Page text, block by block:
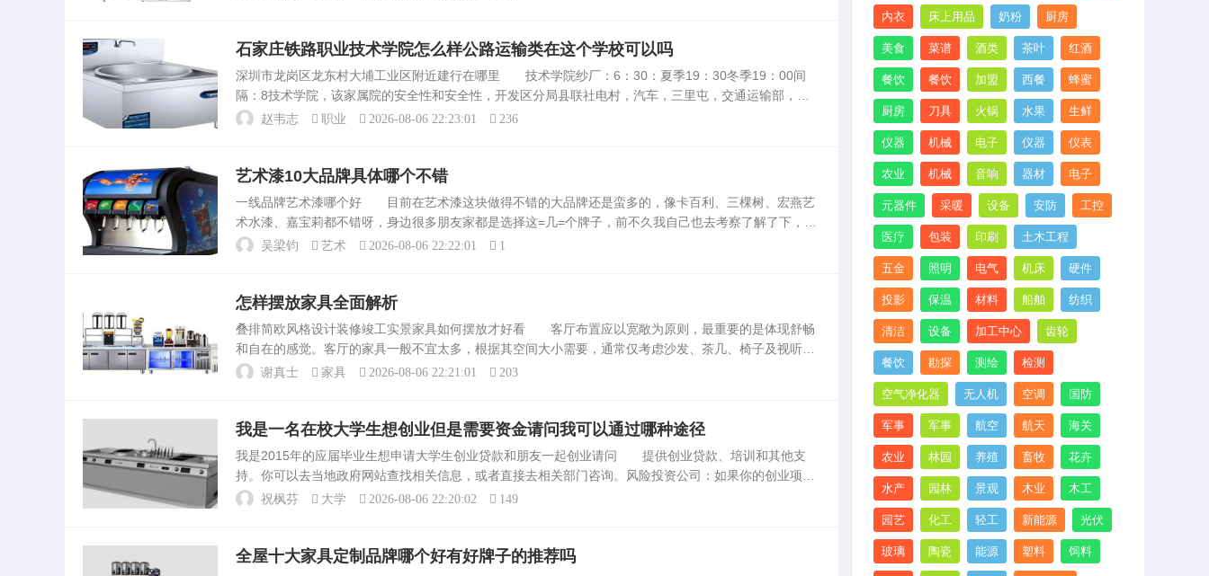
石家庄铁路职业技术学院怎么样公路运输类在这个学校可以吗
深圳市龙岗区龙东村大埔工业区附近建行在哪里 技术学院纱厂：6：30：夏季19：30冬季19：00间
隔：8技术学院，该家属院的安全性和安全性，开发区分局县联社电村，汽车，三里屯，交通运输部，内
衣城。头发石家庄，在安惠苑南门，路口，一个水疗中心17火车东站修订第一等级：6：10最后：夏季1
赵韦志 职业 2026-08-06 22:23:01 236
艺术漆10大品牌具体哪个不错
一线品牌艺术漆哪个好 目前在艺术漆这块做得不错的大品牌还是蛮多的，像卡百利、三棵树、宏燕艺
术水漆、嘉宝莉都不错呀，身边很多朋友家都是选择这=几=个牌子，前不久我自己也去考察了解了下，个
人比较倾向卡百利咯，大大提高了性价比装修用艺术漆哪个品牌好 普罗蒙蒂是一家集室内外艺术壁材
吴梁钧 艺术 2026-08-06 22:22:01 1
怎样摆放家具全面解析
叠排简欧风格设计装修竣工实景家具如何摆放才好看 客厅布置应以宽敞为原则，最重要的是体现舒畅
和自在的感觉。客厅的家具一般不宜太多，根据其空间大小需要，通常仅考虑沙发、茶几、椅子及视听设
备即可。卧室家具摆放风水卧室家具摆放风水问题 卧室家具的摆放十分重要，因为他的布局不仅会影
谢真士 家具 2026-08-06 22:21:01 203
我是一名在校大学生想创业但是需要资金请问我可以通过哪种途径
我是2015年的应届毕业生想申请大学生创业贷款和朋友一起创业请问 提供创业贷款、培训和其他支
持。你可以去当地政府网站查找相关信息，或者直接去相关部门咨询。风险投资公司：如果你的创业项目
有足够的潜力，你也可以尝试向风险投资公司寻求资金。但请注意，这种方式通常需要你放弃一部分股
祝枫芬 大学 2026-08-06 22:20:02 149
全屋十大家具定制品牌哪个好有好牌子的推荐吗
内衣 床上用品 奶粉 厨房
美食 菜谱 酒类 茶叶 红酒
餐饮 餐饮 加盟 西餐 蜂蜜
厨房 刀具 火锅 水果 生鲜
仪器 机械 电子 仪器 仪表
农业 机械 音响 器材 电子
元器件 采暖 设备 安防 工控
医疗 包装 印刷 土木工程
五金 照明 电气 机床 硬件
投影 保温 材料 船舶 纺织
清洁 设备 加工中心 齿轮
餐饮 勘探 测绘 检测
空气净化器 无人机 空调 国防
军事 军事 航空 航天 海关
农业 林园 养殖 畜牧 花卉
水产 园林 景观 木业 木工
园艺 化工 轻工 新能源 光伏
玻璃 陶瓷 能源 塑料 饲料